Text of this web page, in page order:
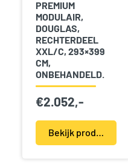
PREMIUM
MODULAIR,
DOUGLAS,
RECHTERDEEL
XXL/C, 293×399
CM,
ONBEHANDELD.
€2.052,-
Bekijk product(en)